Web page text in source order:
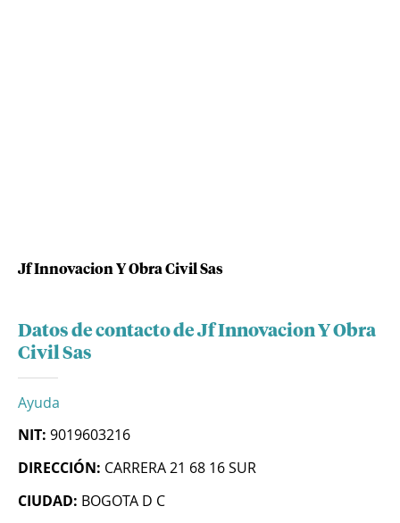
Jf Innovacion Y Obra Civil Sas
Datos de contacto de Jf Innovacion Y Obra
Civil Sas
Ayuda
NIT: 9019603216
DIRECCIÓN: CARRERA 21 68 16 SUR
CIUDAD: BOGOTA D C